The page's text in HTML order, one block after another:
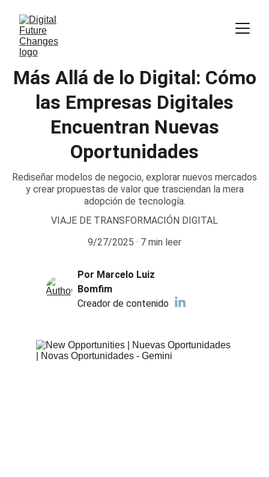
Más Allá de lo Digital: Cómo
las Empresas Digitales
Encuentran Nuevas
Oportunidades
Rediseñar modelos de negocio, explorar nuevos mercados
y crear propuestas de valor que trasciendan la mera
adopción de tecnología.
VIAJE DE TRANSFORMACIÓN DIGITAL
9/27/2025
7 min leer
Por Marcelo Luiz
Bomfim
Creador de contenido